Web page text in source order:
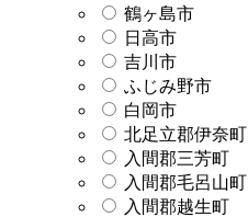
鶴ヶ島市
日高市
吉川市
ふじみ野市
白岡市
北足立郡伊奈町
入間郡三芳町
入間郡毛呂山町
入間郡越生町